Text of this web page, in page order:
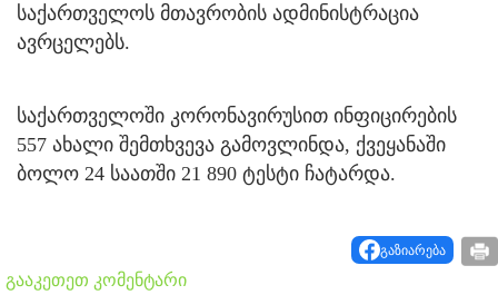
საქართველოს მთავრობის ადმინისტრაცია
ავრცელებს.
საქართველოში კორონავირუსით ინფიცირების
557 ახალი შემთხვევა გამოვლინდა, ქვეყანაში
ბოლო 24 საათში 21 890 ტესტი ჩატარდა.
გაზიარება
გააკეთეთ კომენტარი